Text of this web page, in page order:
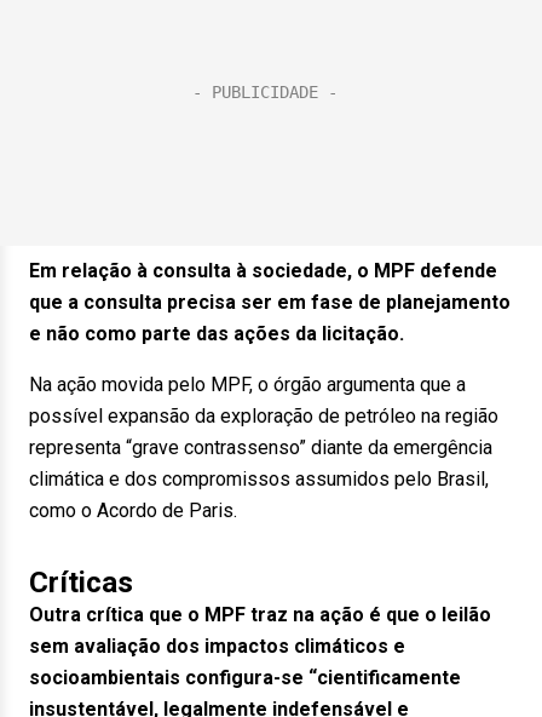
Em relação à consulta à sociedade, o MPF defende
que a consulta precisa ser em fase de planejamento
e não como parte das ações da licitação.
Na ação movida pelo MPF, o órgão argumenta que a
possível expansão da exploração de petróleo na região
representa “grave contrassenso” diante da emergência
climática e dos compromissos assumidos pelo Brasil,
como o Acordo de Paris.
Críticas
Outra crítica que o MPF traz na ação é que o leilão
sem avaliação dos impactos climáticos e
socioambientais configura-se “cientificamente
insustentável, legalmente indefensável e